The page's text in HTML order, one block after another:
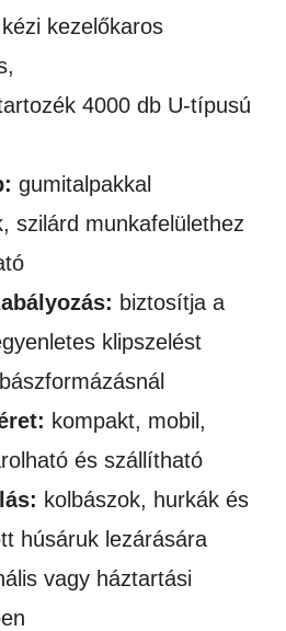
kézi kezelőkaros
4000 db U-típusú
gumitalpakkal
szilárd munkafelülethez
biztosítja a
klipszelést
kompakt, mobil,
és szállítható
kolbászok, hurkák és
húsáruk lezárására
vagy háztartási